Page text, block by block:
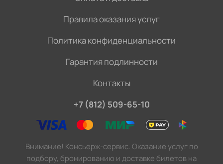
Правила оказания услуг
Политика конфиденциальности
Гарантия подлинности
Контакты
+7 (812) 509-65-10
Внимание! Консьерж-сервис. Оказание услуг по
подбору, бронированию и доставке билетов на